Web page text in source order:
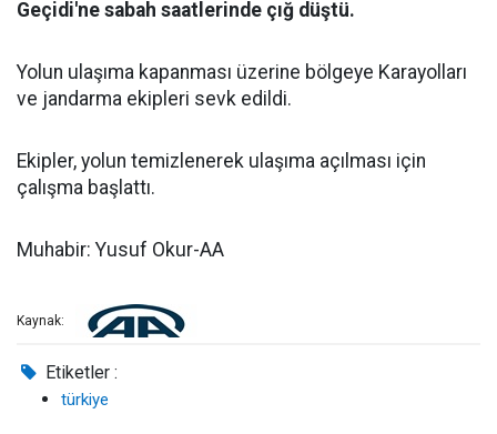
Geçidi'ne sabah saatlerinde çığ düştü.
Yolun ulaşıma kapanması üzerine bölgeye Karayolları
ve jandarma ekipleri sevk edildi.
Ekipler, yolun temizlenerek ulaşıma açılması için
çalışma başlattı.
Muhabir: Yusuf Okur-AA
Kaynak:
Etiketler :
türkiye